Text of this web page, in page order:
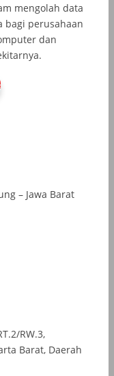
mengolah data
bagi perusahaan
dan
– Jawa Barat
RW.3,
Barat, Daerah